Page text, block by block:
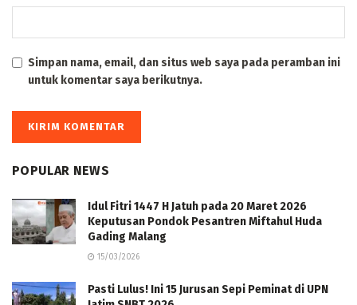
Simpan nama, email, dan situs web saya pada peramban ini
untuk komentar saya berikutnya.
POPULAR NEWS
Idul Fitri 1447 H Jatuh pada 20 Maret 2026
Keputusan Pondok Pesantren Miftahul Huda
Gading Malang
15/03/2026
Pasti Lulus! Ini 15 Jurusan Sepi Peminat di UPN